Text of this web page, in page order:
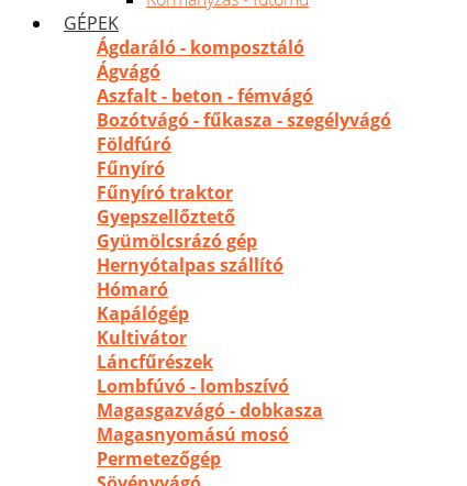
GÉPEK
Ágdaráló - komposztáló
Ágvágó
Aszfalt - beton - fémvágó
Bozótvágó - fűkasza - szegélyvágó
Földfúró
Fűnyíró
Fűnyíró traktor
Gyepszellőztető
Gyümölcsrázó gép
Hernyótalpas szállító
Hómaró
Kapálógép
Kultivátor
Láncfűrészek
Lombfúvó - lombszívó
Magasgazvágó - dobkasza
Magasnyomású mosó
Permetezőgép